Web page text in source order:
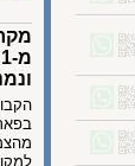
למקום